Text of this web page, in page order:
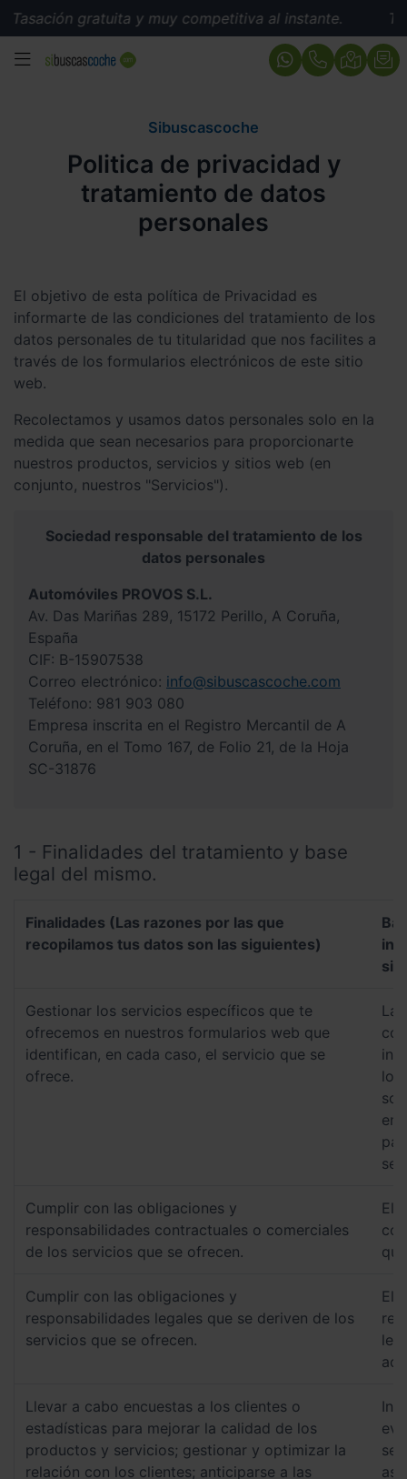
gratuita y muy competitiva al instante.
MENÚ
Sibuscascoche
Politica de privacidad y
tratamiento de datos
personales
El objetivo de esta política de Privacidad es
informarte de las condiciones del tratamiento de los
datos personales de tu titularidad que nos facilites a
través de los formularios electrónicos de este sitio
web.
Recolectamos y usamos datos personales solo en la
medida que sean necesarios para proporcionarte
nuestros productos, servicios y sitios web (en
conjunto, nuestros "Servicios").
Sociedad responsable del tratamiento de los
datos personales
Automóviles PROVOS S.L.
Av. Das Mariñas 289, 15172 Perillo, A Coruña,
España
CIF: B-15907538
Correo electrónico: info@sibuscascoche.com
Teléfono: 981 903 080
Empresa inscrita en el Registro Mercantil de A
Coruña, en el Tomo 167, de Folio 21, de la Hoja
SC-31876
1 - Finalidades del tratamiento y base
legal del mismo.
Finalidades (Las razones por las que
recopilamos tus datos son las siguientes)
Gestionar los servicios específicos que te
ofrecemos en nuestros formularios web que
identifican, en cada caso, el servicio que se
ofrece.
La
los
en
Cumplir con las obligaciones y
responsabilidades contractuales o comerciales
de los servicios que se ofrecen.
El
Cumplir con las obligaciones y
responsabilidades legales que se deriven de los
servicios que se ofrecen.
El
Llevar a cabo encuestas a los clientes o
estadísticas para mejorar la calidad de los
productos y servicios; gestionar y optimizar la
relación con los clientes; anticiparse a las